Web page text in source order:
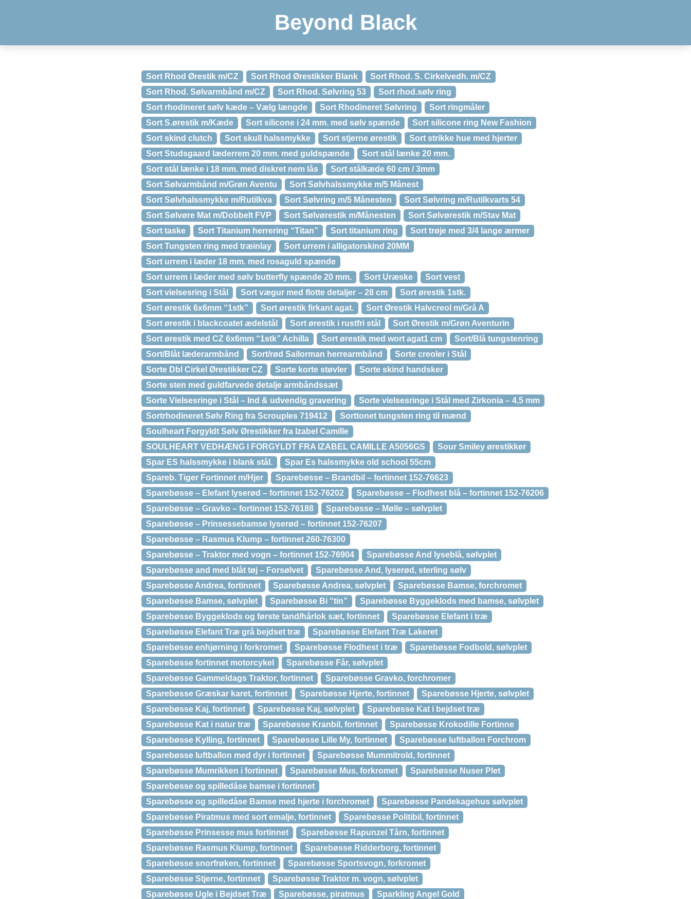
Beyond Black
Sort Rhod Ørestik m/CZ Sort Rhod Ørestikker Blank
Sort Rhod. S. Cirkelvedh. m/CZ
Sort Rhod. Sølvarmbånd m/CZ
Sort Rhod. Sølvring 53
Sort rhod.sølv ring
Sort rhodineret sølv kæde – Vælg længde
Sort Rhodineret Sølvring
Sort ringmåler
Sort S.ørestik m/Kæde
Sort silicone i 24 mm. med sølv spænde
Sort silicone ring New Fashion
Sort skind clutch
Sort skull halssmykke Sort stjerne ørestik
Sort strikke hue med hjerter
Sort Studsgaard læderrem 20 mm. med guldspænde
Sort stål lænke 20 mm.
Sort stål lænke i 18 mm. med diskret nem lås
Sort stålkæde 60 cm / 3mm
Sort Sølvarmbånd m/Grøn Aventu
Sort Sølvhalssmykke m/5 Månest
Sort Sølvhalssmykke m/Rutilkva
Sort Sølvring m/5 Månesten
Sort Sølvring m/Rutilkvarts 54
Sort Sølvøre Mat m/Dobbelt FVP
Sort Sølvørestik m/Månesten
Sort Sølvørestik m/Stav Mat
Sort taske
Sort Titanium herrering “Titan” Sort titanium ring
Sort trøje med 3/4 lange ærmer
Sort Tungsten ring med træinlay
Sort urrem i alligatorskind 20MM
Sort urrem i læder 18 mm. med rosaguld spænde
Sort urrem i læder med sølv butterfly spænde 20 mm.
Sort Uræske
Sort vest
Sort vielsesring i Stål
Sort vægur med flotte detaljer – 28 cm
Sort ørestik 1stk.
Sort ørestik 6x6mm “1stk”
Sort ørestik firkant agat.
Sort Ørestik Halvcreol m/Grå A
Sort ørestik i blackcoatet ædelstål
Sort ørestik i rustfri stål
Sort Ørestik m/Grøn Aventurin
Sort ørestik med CZ 6x6mm “1stk” Achilla
Sort ørestik med wort agat1 cm
Sort/Blå tungstenring
Sort/Blåt læderarmbånd
Sort/rød Sailorman herrearmbånd
Sorte creoler i Stål
Sorte Dbl Cirkel Ørestikker CZ
Sorte korte støvler
Sorte skind handsker
Sorte sten med guldfarvede detalje armbåndssæt
Sorte Vielsesringe i Stål – Ind & udvendig gravering
Sorte vielsesringe i Stål med Zirkonia – 4,5 mm
Sortrhodineret Sølv Ring fra Scrouples 719412
Sorttonet tungsten ring til mænd
Soulheart Forgyldt Sølv Ørestikker fra Izabel Camille
SOULHEART VEDHÆNG I FORGYLDT FRA IZABEL CAMILLE A5056GS
Sour Smiley ørestikker
Spar ES halssmykke i blank stål.
Spar Es halssmykke old school 55cm
Spareb. Tiger Fortinnet m/Hjer
Sparebøsse – Brandbil – fortinnet 152-76623
Sparebøsse – Elefant lyserød – fortinnet 152-76202
Sparebøsse – Flodhest blå – fortinnet 152-76206
Sparebøsse – Gravko – fortinnet 152-76188
Sparebøsse – Mølle – sølvplet
Sparebøsse – Prinsessebamse lyserød – fortinnet 152-76207
Sparebøsse – Rasmus Klump – fortinnet 260-76300
Sparebøsse – Traktor med vogn – fortinnet 152-76904
Sparebøsse And lyseblå, sølvplet
Sparebøsse and med blåt tøj – Forsølvet
Sparebøsse And, lyserød, sterling sølv
Sparebøsse Andrea, fortinnet
Sparebøsse Andrea, sølvplet
Sparebøsse Bamse, forchromet
Sparebøsse Bamse, sølvplet
Sparebøsse Bi “tin”
Sparebøsse Byggeklods med bamse, sølvplet
Sparebøsse Byggeklods og første tand/hårlok sæt, fortinnet
Sparebøsse Elefant i træ
Sparebøsse Elefant Træ grå bejdset træ
Sparebøsse Elefant Træ Lakeret
Sparebøsse enhjørning i forkromet
Sparebøsse Flodhest i træ
Sparebøsse Fodbold, sølvplet
Sparebøsse fortinnet motorcykel
Sparebøsse Får, sølvplet
Sparebøsse Gammeldags Traktor, fortinnet
Sparebøsse Gravko, forchromer
Sparebøsse Græskar karet, fortinnet
Sparebøsse Hjerte, fortinnet
Sparebøsse Hjerte, sølvplet
Sparebøsse Kaj, fortinnet
Sparebøsse Kaj, sølvplet
Sparebøsse Kat i bejdset træ
Sparebøsse Kat i natur træ
Sparebøsse Kranbil, fortinnet
Sparebøsse Krokodille Fortinne
Sparebøsse Kylling, fortinnet
Sparebøsse Lille My, fortinnet
Sparebøsse luftballon Forchrom
Sparebøsse luftballon med dyr i fortinnet
Sparebøsse Mummitrold, fortinnet
Sparebøsse Mumrikken i fortinnet
Sparebøsse Mus, forkromet
Sparebøsse Nuser Plet
Sparebøsse og spilledåse bamse i fortinnet
Sparebøsse og spilledåse Bamse med hjerte i forchromet
Sparebøsse Pandekagehus sølvplet
Sparebøsse Piratmus med sort emalje, fortinnet
Sparebøsse Politibil, fortinnet
Sparebøsse Prinsesse mus fortinnet
Sparebøsse Rapunzel Tårn, fortinnet
Sparebøsse Rasmus Klump, fortinnet
Sparebøsse Ridderborg, fortinnet
Sparebøsse snorfrøken, fortinnet
Sparebøsse Sportsvogn, forkromet
Sparebøsse Stjerne, fortinnet
Sparebøsse Traktor m. vogn, sølvplet
Sparebøsse Ugle i Bejdset Træ
Sparebøsse, piratmus
Sparkling Angel Gold